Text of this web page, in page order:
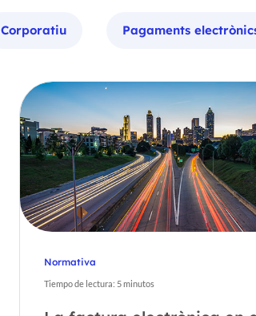
Corporatiu Pagaments
Normativa
Tiempo de lectura: 5minutos